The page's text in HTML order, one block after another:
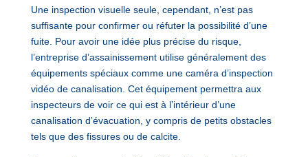
Une inspection visuelle seule, cependant, n’est pas
suffisante pour confirmer ou réfuter la possibilité d’une
fuite. Pour avoir une idée plus précise du risque,
l’entreprise d’assainissement utilise généralement des
équipements spéciaux comme une caméra d’inspection
vidéo de canalisation. Cet équipement permettra aux
inspecteurs de voir ce qui est à l’intérieur d’une
canalisation d’évacuation, y compris de petits obstacles
tels que des fissures ou de calcite.